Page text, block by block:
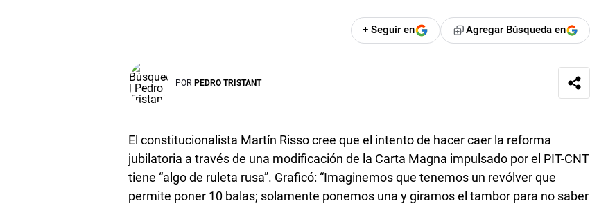
+ Seguir en Agregar Búsqueda en
POR PEDRO TRISTANT
El constitucionalista Martín Risso cree que el intento de hacer caer la reforma
jubilatoria a través de una modificación de la Carta Magna impulsado por el PIT-CNT
tiene “algo de ruleta rusa”. Graficó: “Imaginemos que tenemos un revólver que
permite poner 10 balas; solamente ponemos una y giramos el tambor para no saber